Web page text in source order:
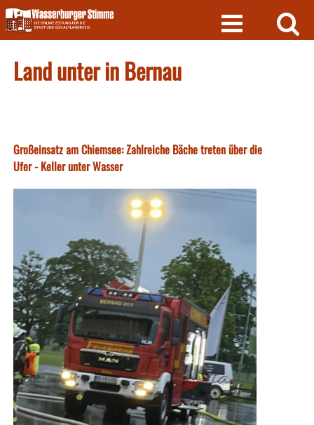
Skip
to
content
Land unter in Bernau
Großeinsatz am Chiemsee: Zahlreiche Bäche treten über die
Ufer - Keller unter Wasser